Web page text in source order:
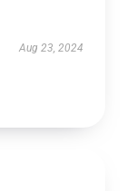
Aug 23, 2024